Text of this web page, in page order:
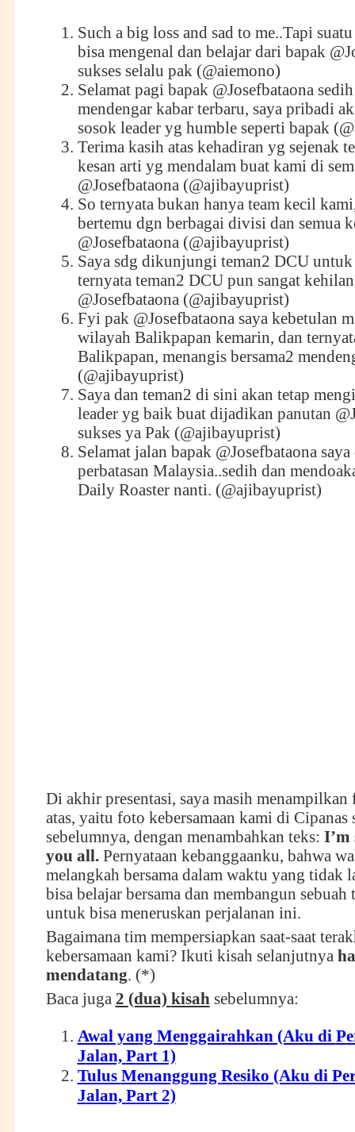
Such a big loss and sad to me..Tapi
bisa mengenal dan belajar dari bapak
sukses selalu pak (@aiemono)
Selamat pagi bapak @Josefbataonasedih
mendengar kabar terbaru, saya pribadi
sosok leader yg humble seperti bapak
Terima kasih atas kehadiran yg sejenak
kesan arti yg mendalam buat kami di
@Josefbataona(@ajibayuprist)
So ternyata bukan hanya team kecil
bertemu dgn berbagai divisi dan semua
@Josefbataona(@ajibayuprist)
Saya sdg dikunjungi teman2 DCU
ternyata teman2 DCU pun sangat
@Josefbataona(@ajibayuprist)
Fyi pak @Josefbataonasaya kebetulan
wilayah Balikpapan kemarin, dan
Balikpapan, menangis bersama2
(@ajibayuprist)
Saya dan teman2 di sini akan tetap
leader yg baik buat dijadikan panutan
sukses ya Pak (@ajibayuprist)
Selamat jalan bapak @Josefbataonasaya
perbatasan Malaysia..sedih dan
Daily Roaster nanti. (@ajibayuprist)
Di akhir presentasi, saya masih
atas, yaitu foto kebersamaan kami di Cipanas
sebelumnya, dengan menambahkan teks: I’m
you all. Pernyataan kebanggaanku, bahwa
melangkah bersama dalam waktu yang tidak
bisa belajar bersama dan membangun
untuk bisa meneruskan perjalanan ini.
Bagaimana tim mempersiapkan saat-saat
kebersamaan kami? Ikuti kisah selanjutnya
mendatang. (*)
Baca juga 2 (dua) kisahsebelumnya:
Awal yang Menggairahkan (Aku di P
Jalan, Part 1)
Tulus Menanggung Resiko (Aku di P
Jalan, Part 2)